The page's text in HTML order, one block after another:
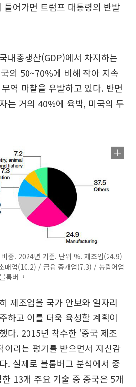
들어가면 트럼프 대통령의 반발
내총생산(GDP)에서 차지하는
의 50~70%에 비해 작아 지속
역 마찰을 유발하고 있다. 반면
는 거의 40%에 육박, 미국의 두
중. 2024년 기준. 단위 %. 제조업(24.9)
매업(10.2) / 금융 중개업(7.3) / 농림어업
룸버그
제조업을 국가 안보와 일자리
하고 이를 더욱 육성할 계획이
다. 2015년 착수한 ‘중국 제조
이라는 평가를 받으면서 자신감
. 실제로 블룸버그 분석에서 중
13개 주요 기술 중 중국은 5개